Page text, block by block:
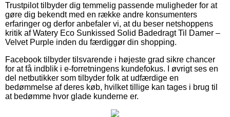
Trustpilot tilbyder dig temmelig passende muligheder for at
gøre dig bekendt med en række andre konsumenters
erfaringer og derfor anbefaler vi, at du beser netshoppens
kritik af Watery Eco Sunkissed Solid Badedragt Til Damer –
Velvet Purple inden du færdiggør din shopping.
Facebook tilbyder tilsvarende i højeste grad sikre chancer
for at få indblik i e-forretningens kundefokus. I øvrigt ses en
del netbutikker som tilbyder folk at udfærdige en
bedømmelse af deres køb, hvilket tillige kan tages i brug til
at bedømme hvor glade kunderne er.